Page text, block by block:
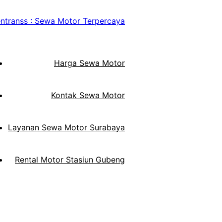
Harga Sewa Motor
Kontak Sewa Motor
Layanan Sewa Motor Surabaya
Rental Motor Stasiun Gubeng